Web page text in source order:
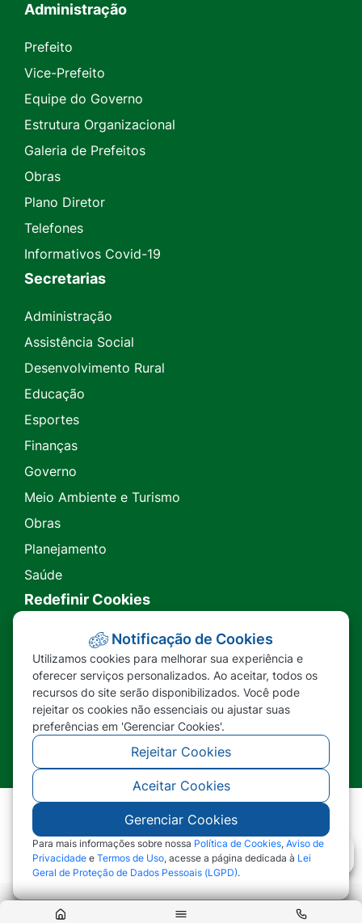
Administração
Prefeito
Vice-Prefeito
Equipe do Governo
Estrutura Organizacional
Galeria de Prefeitos
Obras
Plano Diretor
Telefones
Informativos Covid-19
Secretarias
Administração
Assistência Social
Desenvolvimento Rural
Educação
Esportes
Finanças
Governo
Meio Ambiente e Turismo
Obras
Planejamento
Saúde
Redefinir Cookies
Transparência
Ouvidoria
SIC
©2026 - Prefeitura Municipal de Nova Lacerda -
MT - Todos os direitos reservados
Notificação de Cookies
Utilizamos cookies para melhorar sua experiência e
oferecer serviços personalizados. Ao aceitar, todos os
recursos do site serão disponibilizados. Você pode
rejeitar os cookies não essenciais ou ajustar suas
preferências em 'Gerenciar Cookies'.
Rejeitar Cookies
Aceitar Cookies
Gerenciar Cookies
Para mais informações sobre nossa Política de Cookies, Aviso de
Privacidade e Termos de Uso, acesse a página dedicada à Lei
Geral de Proteção de Dados Pessoais (LGPD).